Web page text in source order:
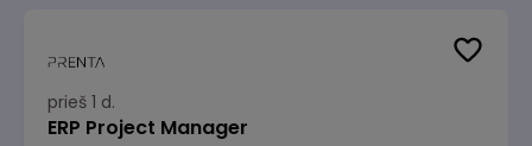
prieš 1 d.
ERP Project Manager